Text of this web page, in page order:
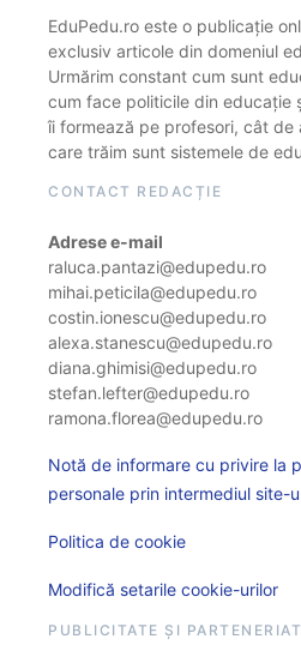
EduPedu.ro este o publicație
exclusiv articole din domeniul
Urmărim constant cum sunt
cum face politicile din educație
îi formează pe profesori, cât de
care trăim sunt sistemele de
CONTACT REDACȚIE
Adrese e-mail
raluca.pantazi@edupedu.ro
mihai.peticila@edupedu.ro
costin.ionescu@edupedu.ro
alexa.stanescu@edupedu.ro
diana.ghimisi@edupedu.ro
stefan.lefter@edupedu.ro
ramona.florea@edupedu.ro
Notă de informare cu privire la
personale prin intermediul site-
Politica de cookie
Modifică setarile cookie-urilor
PUBLICITATE ȘI